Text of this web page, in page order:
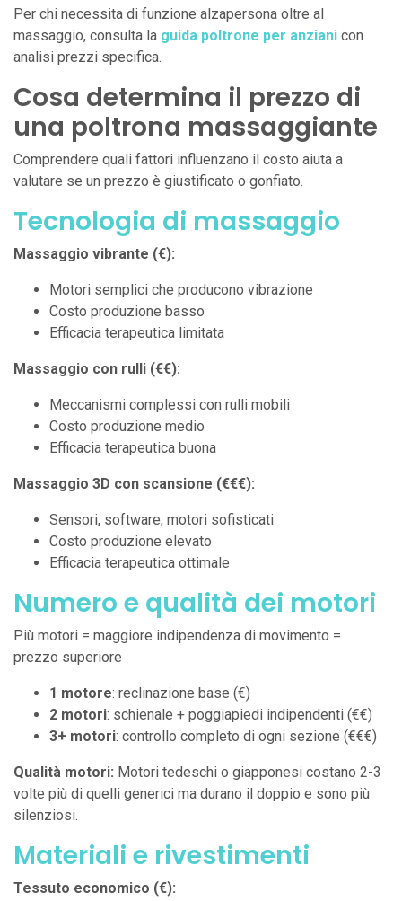
Per chi necessita di funzione alzapersona oltre al
massaggio, consulta la guida poltrone per anziani con
analisi prezzi specifica.
Cosa determina il prezzo di
una poltrona massaggiante
Comprendere quali fattori influenzano il costo aiuta a
valutare se un prezzo è giustificato o gonfiato.
Tecnologia di massaggio
Massaggio vibrante (€):
Motori semplici che producono vibrazione
Costo produzione basso
Efficacia terapeutica limitata
Massaggio con rulli (€€):
Meccanismi complessi con rulli mobili
Costo produzione medio
Efficacia terapeutica buona
Massaggio 3D con scansione (€€€):
Sensori, software, motori sofisticati
Costo produzione elevato
Efficacia terapeutica ottimale
Numero e qualità dei motori
Più motori = maggiore indipendenza di movimento =
prezzo superiore
1 motore: reclinazione base (€)
2 motori: schienale + poggiapiedi indipendenti (€€)
3+ motori: controllo completo di ogni sezione (€€€)
Qualità motori: Motori tedeschi o giapponesi costano 2-3
volte più di quelli generici ma durano il doppio e sono più
silenziosi.
Materiali e rivestimenti
Tessuto economico (€):